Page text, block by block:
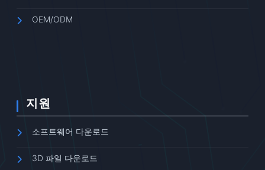
OEM/ODM
지원
소프트웨어 다운로드
3D 파일 다운로드